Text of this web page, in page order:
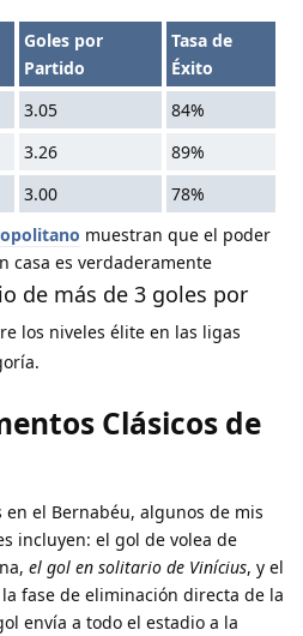
Goles por
Partido
Tasa de
Éxito
3.05
84%
3.26
89%
3.00
78%
muestran que el poder
casa es verdaderamente
de más de 3 goles por
los niveles élite en las ligas
Clásicos de
en el Bernabéu, algunos de mis
incluyen: el gol de volea de
el gol en solitario de Vinícius, y el
fase de eliminación directa de la
envía a todo el estadio a la